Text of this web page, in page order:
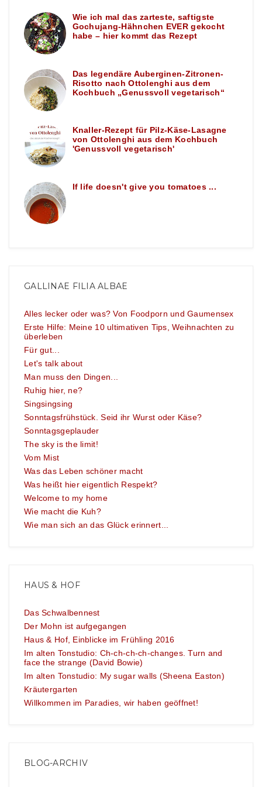
Wie ich mal das zarteste, saftigste
Gochujang-Hähnchen EVER gekocht
habe – hier kommt das Rezept
Das legendäre Auberginen-Zitronen-
Risotto nach Ottolenghi aus dem
Kochbuch „Genussvoll vegetarisch“
Knaller-Rezept für Pilz-Käse-Lasagne
von Ottolenghi aus dem Kochbuch
'Genussvoll vegetarisch'
If life doesn't give you tomatoes ...
GALLINAE FILIA ALBAE
Alles lecker oder was? Von Foodporn und Gaumensex
Erste Hilfe: Meine 10 ultimativen Tips, Weihnachten zu
überleben
Für gut...
Let's talk about
Man muss den Dingen...
Ruhig hier, ne?
Singsingsing
Sonntagsfrühstück. Seid ihr Wurst oder Käse?
Sonntagsgeplauder
The sky is the limit!
Vom Mist
Was das Leben schöner macht
Was heißt hier eigentlich Respekt?
Welcome to my home
Wie macht die Kuh?
Wie man sich an das Glück erinnert...
HAUS & HOF
Das Schwalbennest
Der Mohn ist aufgegangen
Haus & Hof, Einblicke im Frühling 2016
Im alten Tonstudio: Ch-ch-ch-ch-changes. Turn and
face the strange (David Bowie)
Im alten Tonstudio: My sugar walls (Sheena Easton)
Kräutergarten
Willkommen im Paradies, wir haben geöffnet!
BLOG-ARCHIV